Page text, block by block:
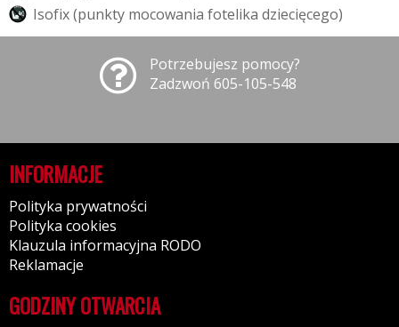
Isofix(punkty mocowania fotelika dziecięcego)
Potrzebujesz pomocy?
Zadzwoń 605-105-548
INFORMACJE
Polityka prywatności
Polityka cookies
Klauzula informacyjna RODO
Reklamacje
GODZINY OTWARCIA